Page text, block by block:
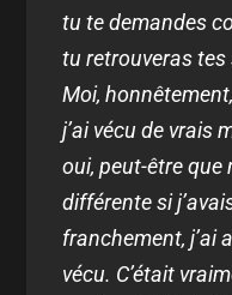
tu te demandes
tu retrouveras
Moi,
j’ai vécu de vrais
oui, peut-être
différente si
franchement, j’ai
vécu. C’était